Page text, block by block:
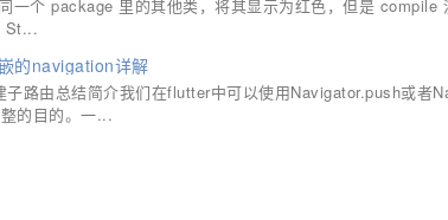
一个 package 里的其他类，将其显示为红色，但是 compile
St...
的navigation详解
子路由总结简介我们在flutter中可以使用Navigator.push或者
的目的。一...